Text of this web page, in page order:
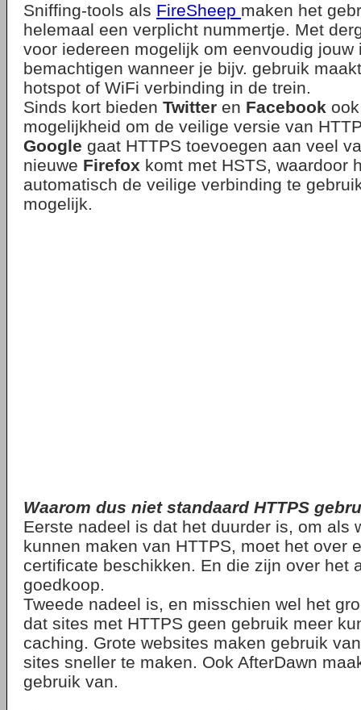
Sniffing-tools als FireSheep maken het
helemaal een verplicht nummertje. Met
voor iedereen mogelijk om eenvoudig jouw
bemachtigen wanneer je bijv. gebruik
hotspot of WiFi verbinding in de trein.
Sinds kort bieden Twitter en Facebook
mogelijkheid om de veilige versie van
Google gaat HTTPS toevoegen aan veel
nieuwe Firefox komt met HSTS, waardoor
automatisch de veilige verbinding te
mogelijk.
Waarom dus niet standaard HTTPS
Eerste nadeel is dat het duurder is, om als
kunnen maken van HTTPS, moet het over
certificate beschikken. En die zijn over het
goedkoop.
Tweede nadeel is, en misschien wel het
dat sites met HTTPS geen gebruik meer
caching. Grote websites maken gebruik
sites sneller te maken. Ook AfterDawn
gebruik van.